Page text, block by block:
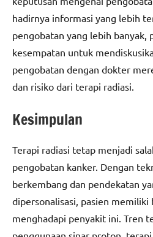
hadirnya informasi yang lebih
pengobatan yang lebih banyak,
kesempatan untuk
pengobatan dengan dokter
dan risiko dari terapi radiasi.
Kesimpulan
Terapi radiasi tetap menjadi
pengobatan kanker. Dengan
berkembang dan pendekatan
dipersonalisasi, pasien memiliki
menghadapi penyakit ini. Tren